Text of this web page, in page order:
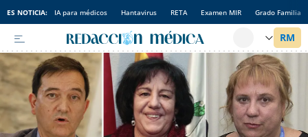
ES NOTICIA: IA para médicos Hantavirus RETA Examen MIR Grado Familia